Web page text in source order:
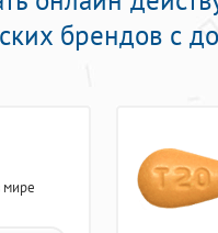
брендов с
мире